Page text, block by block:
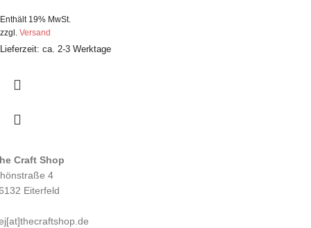
Enthält 19% MwSt.
zzgl. Versand
Lieferzeit: ca. 2-3 Werktage
Craft Shop
4
Eiterfeld